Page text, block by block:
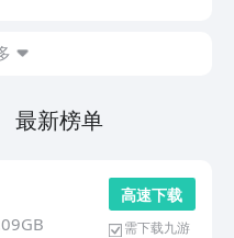
最新榜单
高 速 下 载
需下载九游